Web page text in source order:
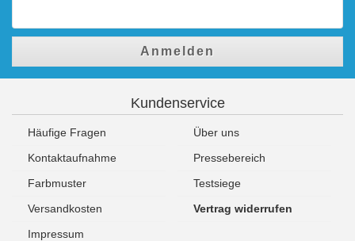
Anmelden
Kundenservice
Häufige Fragen
Über uns
Kontaktaufnahme
Pressebereich
Farbmuster
Testsiege
Versandkosten
Vertrag widerrufen
Impressum